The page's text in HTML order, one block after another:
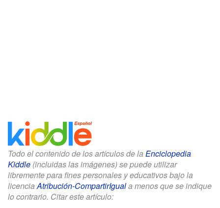
Todo el contenido de los artículos de la Enciclopedia
Kiddle (incluidas las imágenes) se puede utilizar
libremente para fines personales y educativos bajo la
licenciaAtribución-CompartirIguala menos que se indique
lo contrario. Citar este artículo: